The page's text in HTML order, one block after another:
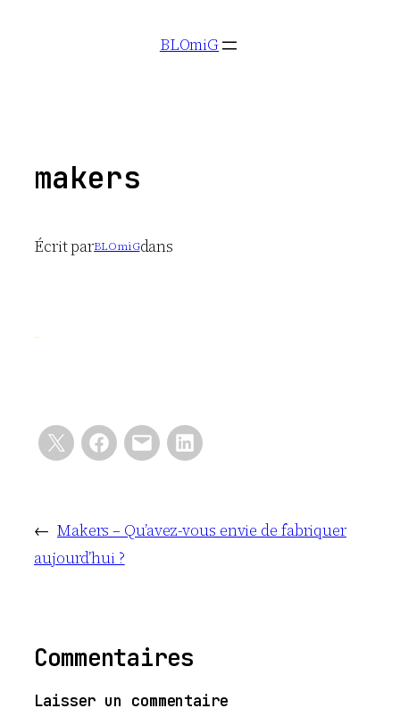
BLOmiG
makers
Écrit parBLOmiGdans
← Makers – Qu’avez-vous envie de fabriquer
aujourd’hui ?
Commentaires
Laisser un commentaire